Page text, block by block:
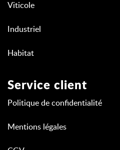
Viticole
Industriel
Habitat
Service client
Politique de confidentialité
Mentions légales